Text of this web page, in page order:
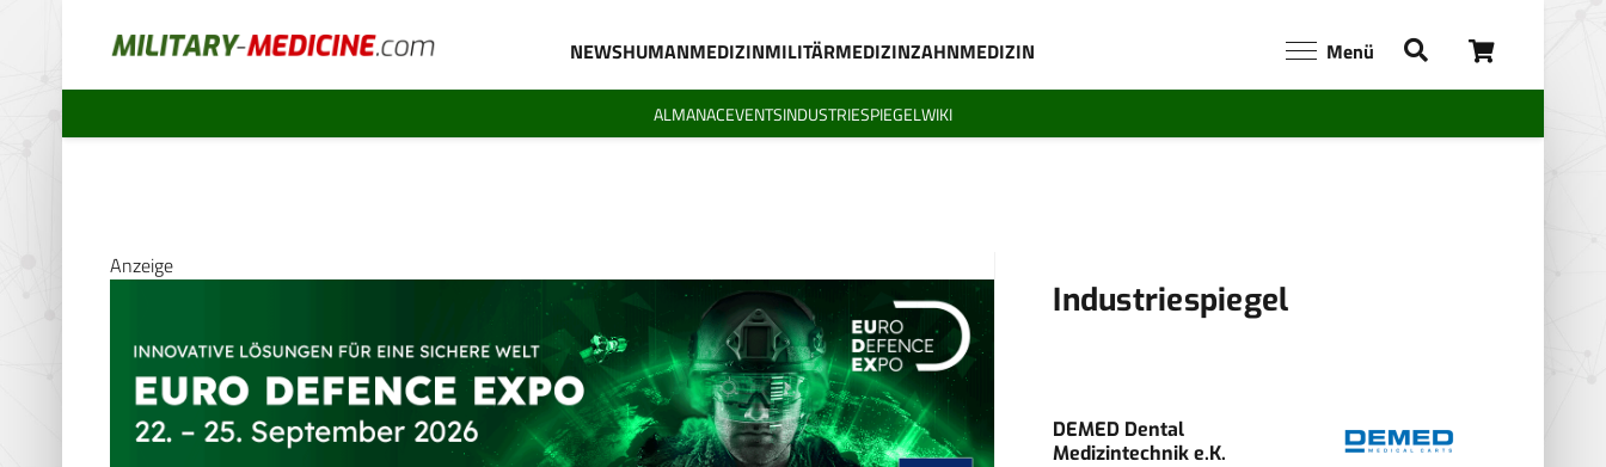
NEWSHUMANMEDIZINMILITÄRMEDIZINZAHNMEDIZIN Menü
ALMANACEVENTSINDUSTRIESPIEGELWIKI
Anzeige
Industriespiegel
DEMED Dental
Medizintechnik e.K.